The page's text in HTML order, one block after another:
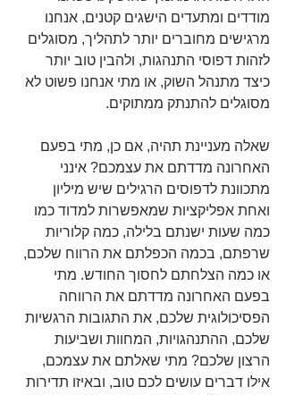
מודדים ומתעדים הישגים קטנים, אנחנו
מרגישים מחוברים יותר לתהליך, מסוגלים
לזהות דפוסי התנהגות, ולהבין טוב יותר
כיצד מתנהל השוק, או מתי אנחנו פשוט לא
מסוגלים להתנתק ממתוקים.
שאלה מעניינת תהיה, אם כן, מתי בפעם
האחרונה מדדתם את עצמכם? אינני
מתכוונת לדפוסים הרגילים שיש מיליון
ואחת אפליקציות שמאפשרות למדוד כמו
כמה שעות ישנתם בלילה, כמה קלוריות
שרפתם, בכמה הכפלתם את הרווח שלכם,
או כמה הצלחתם לחסוך החודש. מתי
בפעם האחרונה מדדתם את הרווחה
הפסיכולוגית שלכם, את התגובות הרגשיות
שלכם, ההתנהגויות, המחוות ושביעות
הרצון שלכם? מתי שאלתם את עצמכם,
אילו דברים עושים לכם טוב, ובאיזו תדירות